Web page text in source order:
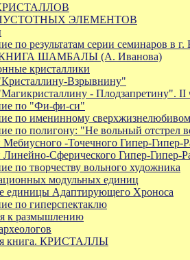
ЭЛЕМЕНТОВ
по результатам серии семинаров в
КНИГА ШАМБАЛЫ (А. Иванова)
кристаллики
Взрывнину"
- Плодзапретину". II
по "Фи-фи-си"
по именинному
по полигону: "Не вольный отстрел
Мебиусного -Точечного Гипер-Гипер-
Линейно-Сферического Гипер-Гипер-
по творчеству вольного художника
модульных единиц
единицы Адаптирующего Хроноса
по гиперспектаклю
к размышлению
книга. КРИСТАЛЛЫ